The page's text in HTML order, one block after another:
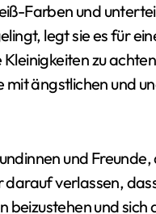
Farben und
legt sie es für
zu
ängstlichen und
und
verlassen,
beizustehen und